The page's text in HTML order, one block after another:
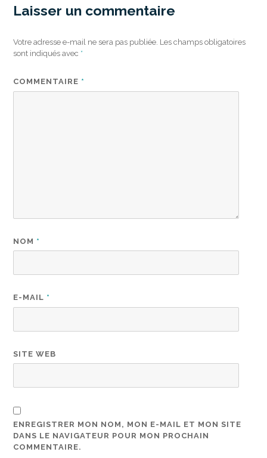
Laisser un commentaire
Votre adresse e-mail ne sera pas publiée. Les champs obligatoires
sont indiqués avec *
COMMENTAIRE *
NOM *
E-MAIL *
SITE WEB
ENREGISTRER MON NOM, MON E-MAIL ET MON SITE
DANS LE NAVIGATEUR POUR MON PROCHAIN
COMMENTAIRE.